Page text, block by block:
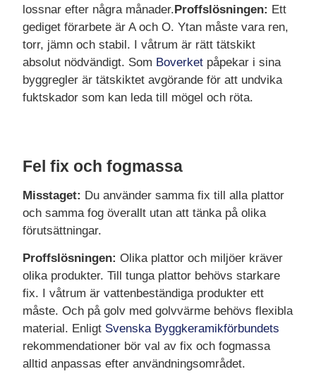
lossnar efter några månader. Proffslösningen: Ett
gediget förarbete är A och O. Ytan måste vara ren,
torr, jämn och stabil. I våtrum är rätt tätskikt
absolut nödvändigt. Som Boverket påpekar i sina
byggregler är tätskiktet avgörande för att undvika
fuktskador som kan leda till mögel och röta.
Fel fix och fogmassa
Misstaget: Du använder samma fix till alla plattor
och samma fog överallt utan att tänka på olika
förutsättningar.
Proffslösningen: Olika plattor och miljöer kräver
olika produkter. Till tunga plattor behövs starkare
fix. I våtrum är vattenbeständiga produkter ett
måste. Och på golv med golvvärme behövs flexibla
material. Enligt Svenska Byggkeramikförbundets
rekommendationer bör val av fix och fogmassa
alltid anpassas efter användningsområdet.